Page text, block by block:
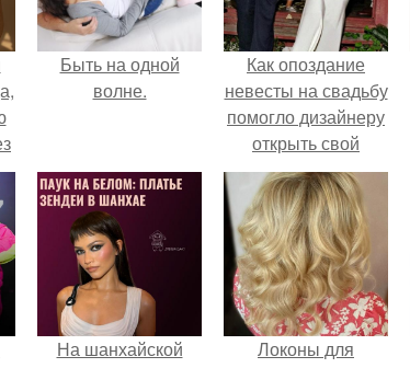
Быть на одной
волне.
Как опоздание
невесты на свадьбу
помогло дизайнеру
открыть свой
бренд.
На шанхайской
Локоны для